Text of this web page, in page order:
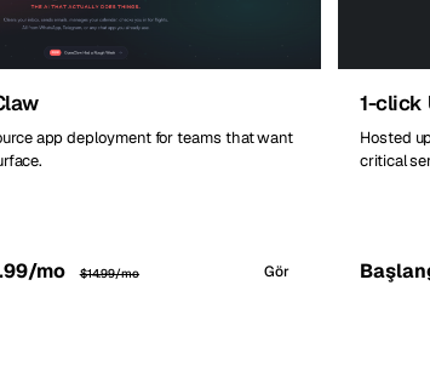
app deployment for teams that want
mo $14.99/mo Gör
1-click
Hosted
critical